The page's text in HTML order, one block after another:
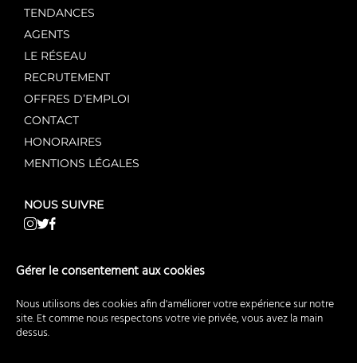
Gérer le consentement aux cookies
Nous utilisons des cookies afin d'améliorer votre expérience sur notre
site. Et comme nous respectons votre vie privée, vous avez la main
dessus.
TENDANCES
AGENTS
LE RÉSEAU
RECRUTEMENT
OFFRES D’EMPLOI
CONTACT
HONORAIRES
MENTIONS LÉGALES
NOUS SUIVRE
NOS AUTRES SITES WEB
AgentMandataireNeuf.fr
AgentMandataireCommerce.fr